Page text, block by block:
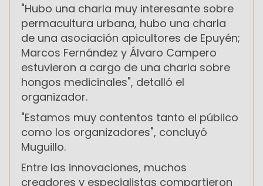
"Hubo una charla muy interesante sobre
permacultura urbana, hubo una charla
de una asociación apicultores de Epuyén;
Marcos Fernández y Álvaro Campero
estuvieron a cargo de una charla sobre
hongos medicinales", detalló el
organizador.
"Estamos muy contentos tanto el público
como los organizadores", concluyó
Muguillo.
Entre las innovaciones, muchos
creadores y especialistas compartieron